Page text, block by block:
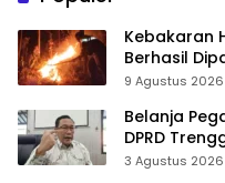
Kebakaran
Berhasil
Medan Sulit
9 Agustus 2026
Belanja
DPRD
dalam
3 Agustus 2026